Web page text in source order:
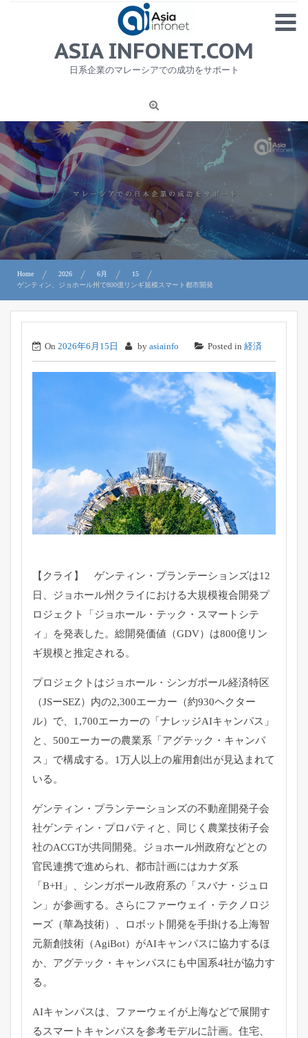
MENU
1
ニュース
労務サービス
プライバシーポリシー及び著作権について
お問合せ
ASIA INFONET.COM
日系企業のマレーシアでの成功をサポート
Home 2026 6月
15
ゲンティン、ジョホール州で800億リンギ規模スマート都市開発
On 2026年6月15日 by asiainfo Posted in 経済
【クライ】 ゲンティン・プランテーションズは12
日、 ジョホール州クライにおける大規模複合開発プ
ロジェクト「 ジョホール・テック・スマートシテ
ィ」を発表した。総開発価値（GDV）は800億リン
ギ規模と推定される。
プロジェクトはジョホール・シンガポール経済特区
（JSーSEZ）内の2,300エーカー（約930ヘクター
ル） で、1,700エーカーの「ナレッジAIキャンパス」
と、 500エーカーの農業系「アグテック・キャンパ
ス」で構成する。 1万人以上の雇用創出が見込まれて
いる。
ゲンティン・プランテーションズの不動産開発子会
社ゲンティン・ プロパティと、同じく農業技術子会
社のACGTが共同開発。 ジョホール州政府などとの
官民連携で進められ、 都市計画にはカナダ系
「B+H」、シンガポール政府系の「 スバナ・ジュロ
ン」が参画する。さらにファーウェイ・ テクノロジ
ーズ（華為技術）、
ロボット開発を手掛ける上海智
元新創技術（AgiBot） がAIキャンパスに協力するほ
か、アグテック・ キャンパスにも中国系4社が協力す
る。
AIキャンパスは、 ファーウェイが上海などで展開す
るスマートキャンパスを参考モデルに計画。住宅、